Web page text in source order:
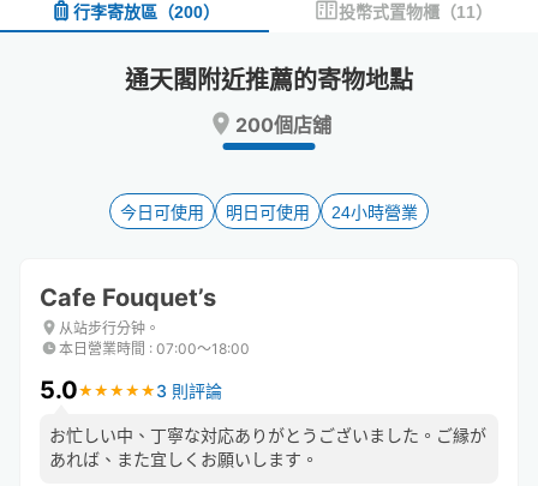
and
the
keyboard
shortcuts
for
changing
dates.
and
a
date.
Press
key
to
keyboard
for
changing
dates.
行李寄放區 （200） 投幣式置物櫃 （11）
通天閣附近推薦的寄物地點
200個店舖
今日可使用 明日可使用 24小時營業
Cafe Fouquet’s
从站步行分钟。
本日營業時間 : 07:00〜18:00
5.0★ ★ ★ ★ ★
★ ★ ★ ★ ★ 3 則評論
お忙しい中、丁寧な対応ありがとうございました。ご縁が
あれば、また宜しくお願いします。